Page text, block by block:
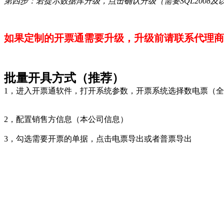
如果定制的开票通需要升级，升级前请联系代理商
批量开具方式（推荐）
1，进入开票通软件，打开系统参数，开票系统选择数电票（
2，配置销售方信息（本公司信息）
3，勾选需要开票的单据，点击电票导出或者普票导出